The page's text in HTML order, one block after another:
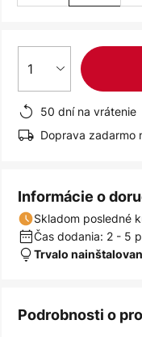
1
50 dní na vrátenie
Doprava zadarmo
Informácie o
Skladom posledné
Čas dodania: 2 - 5
Trvalo
Podrobnosti o